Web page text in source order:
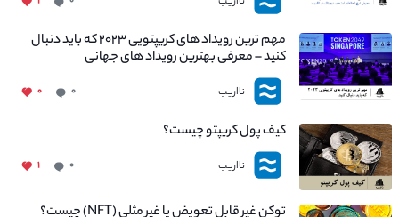
مهم ترین رویداد های کریپتویی ۲۰۲۳ که باید دنبال
کنید – معرفی بهترین رویداد های جهانی
نااریب ۰ ۰
کیف پول کریپتو چیست؟
نااریب ۰ ۱
توکن غیر قابل تعویض یا غیر مثلی (NFT) چیست؟